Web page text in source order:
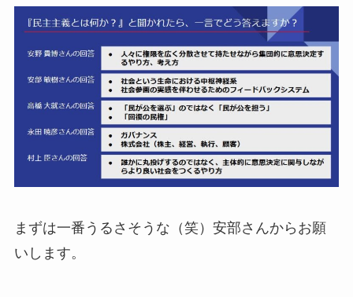
まずは一番うるさそうな（笑）安部さんからお願
いします。